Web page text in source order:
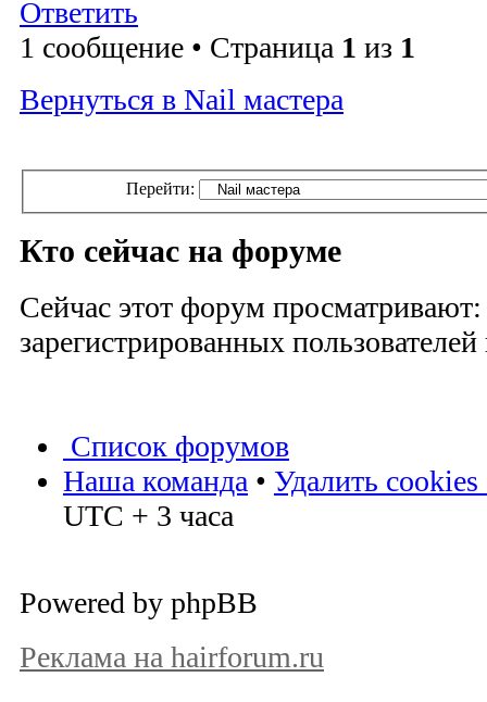
Ответить
1 сообщение • Страница 1 из 1
Вернуться в Nail мастера
Перейти:
Кто сейчас на форуме
Сейчас этот форум просматривают:
зарегистрированных
Список форумов
Наша команда • Удалить
UTC + 3 часа
Powered by phpBB
Реклама на hairforum.ru